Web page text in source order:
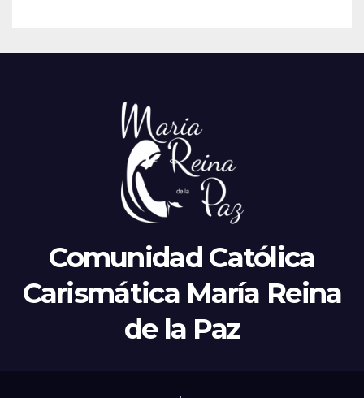
Comunidad Católica
Carismática María Reina
de la Paz